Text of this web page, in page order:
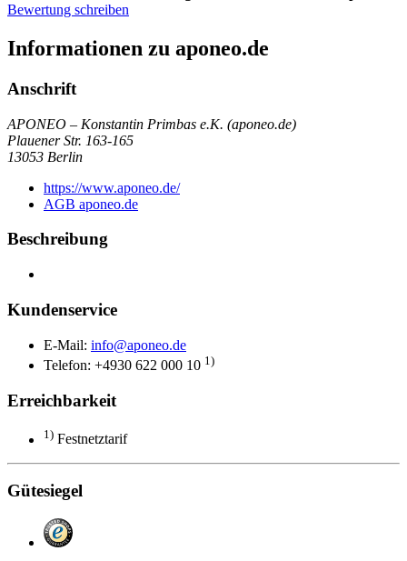
Bewertung schreiben
Informationen zu aponeo.de
Anschrift
APONEO – Konstantin Primbas e.K. (aponeo.de)
Plauener Str. 163-165
13053 Berlin
https://www.aponeo.de/
AGB aponeo.de
Beschreibung
Kundenservice
E-Mail: info@aponeo.de
Telefon: +4930 622 000 10 1)
Erreichbarkeit
1) Festnetztarif
Gütesiegel